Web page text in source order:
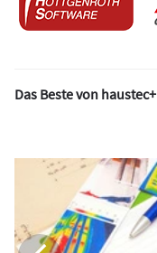
Das Beste von haustec+